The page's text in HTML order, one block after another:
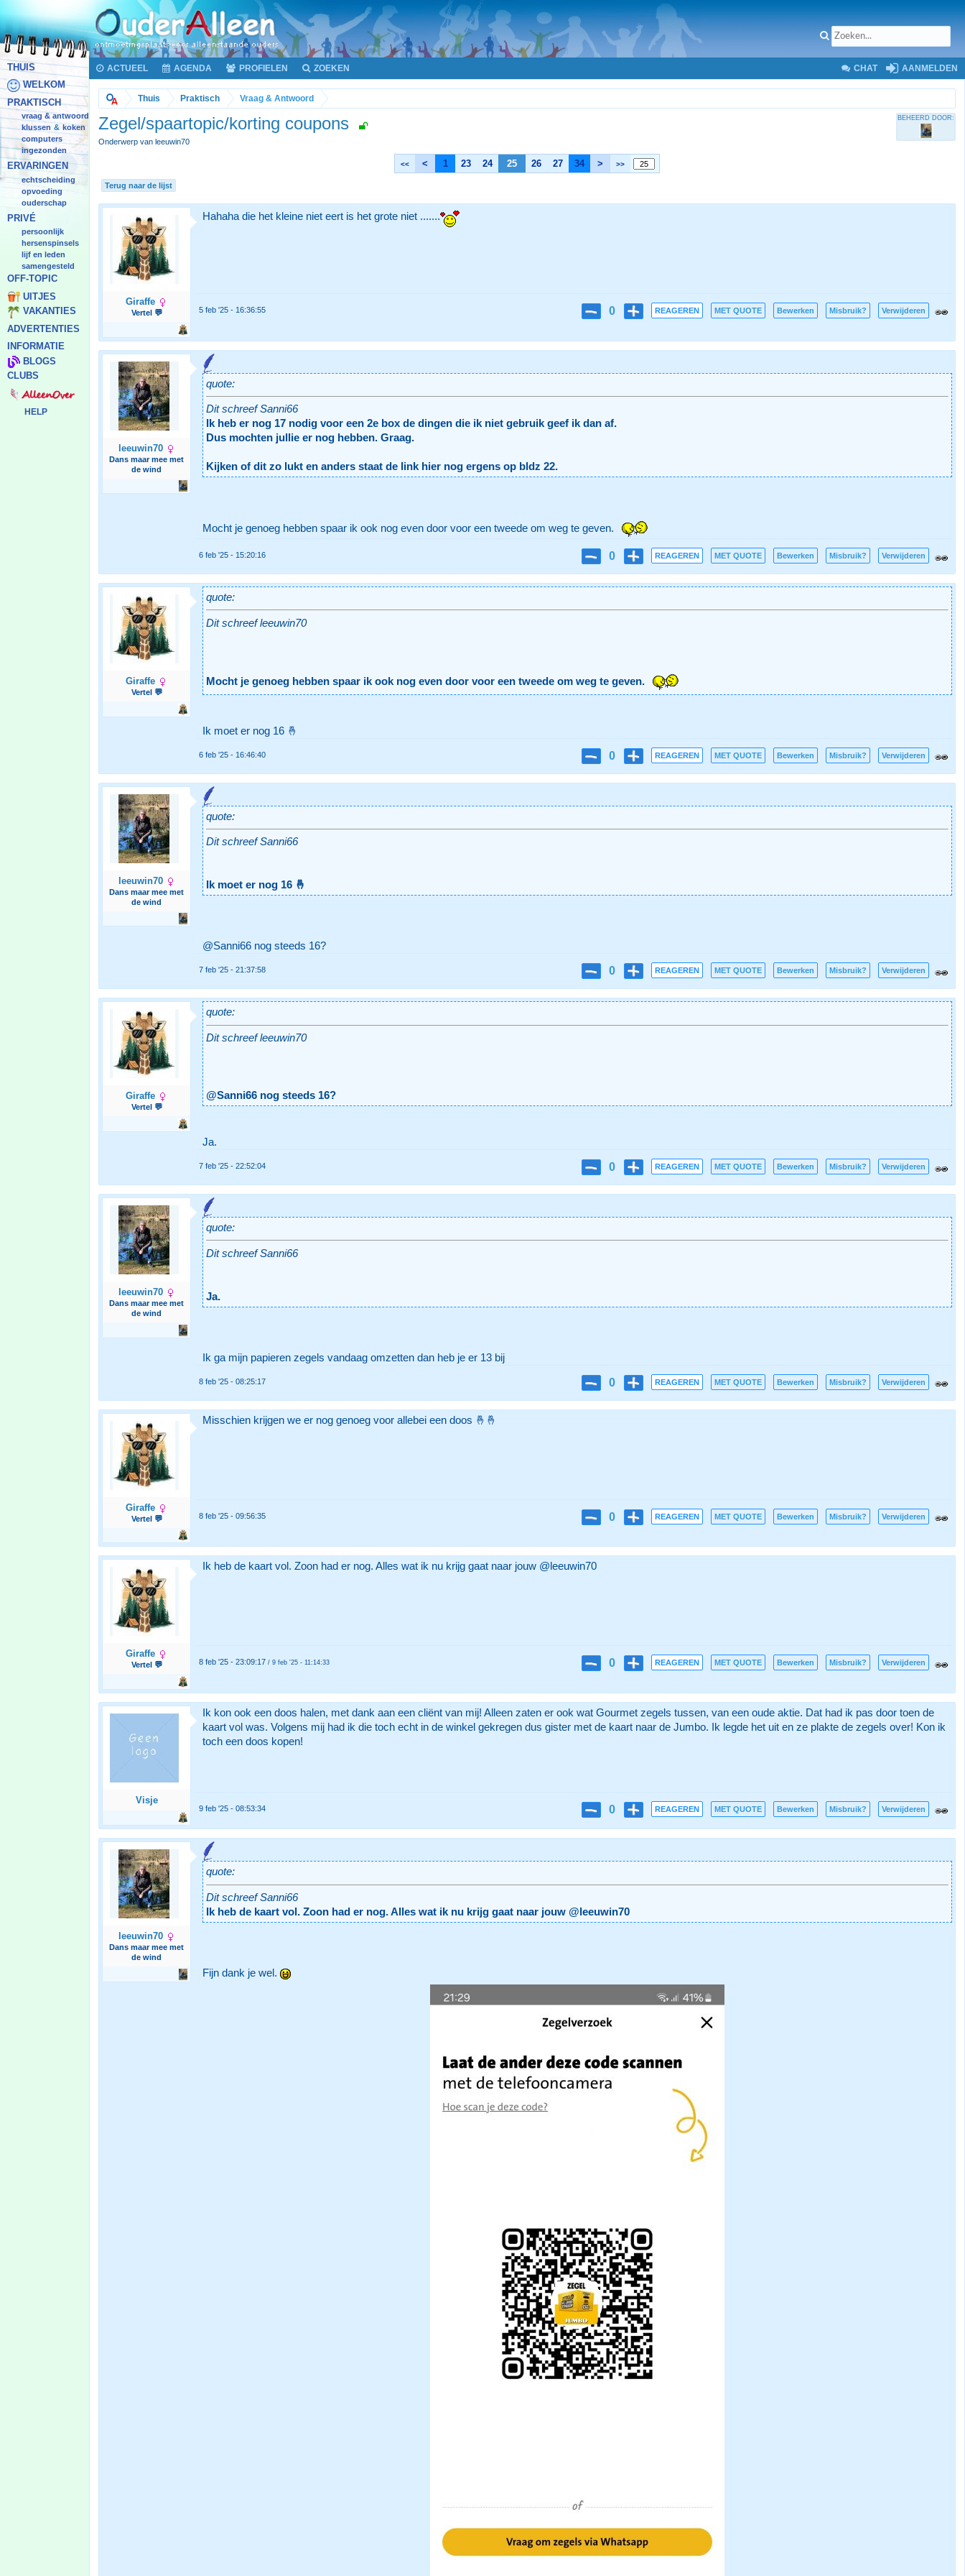
THUIS
WELKOM
PRAKTISCH
vraag & antwoord
klussen & koken
computers
ingezonden
ERVARINGEN
echtscheiding
opvoeding
ouderschap
PRIVÉ
persoonlijk
hersenspinsels
lijf en leden
samengesteld
OFF-TOPIC
UITJES
VAKANTIES
ADVERTENTIES
INFORMATIE
BLOGS
CLUBS
HELP
ACTUEEL AGENDA PROFIELEN ZOEKEN CHAT AANMELDEN
Thuis Praktisch Vraag & Antwoord
Zegel/spaartopic/korting coupons
Onderwerp van leeuwin70
BEHEERD DOOR:
<< < 1 23 24 25 26 27 34 > >>
Terug naar de lijst
Giraffe
Vertel 💬
Hahaha die het kleine niet eert is het grote niet .......
5 feb '25 - 16:36:55 0 REAGEREN MET QUOTE Bewerken Misbruik? Verwijderen
leeuwin70
Dans maar mee met
de wind
quote:
Dit schreef Sanni66
Ik heb er nog 17 nodig voor een 2e box de dingen die ik niet gebruik geef ik dan af.
Dus mochten jullie er nog hebben. Graag.
Kijken of dit zo lukt en anders staat de link hier nog ergens op bldz 22.
Mocht je genoeg hebben spaar ik ook nog even door voor een tweede om weg te geven.
6 feb '25 - 15:20:16 0 REAGEREN MET QUOTE Bewerken Misbruik? Verwijderen
Giraffe
Vertel 💬
quote:
Dit schreef leeuwin70
Mocht je genoeg hebben spaar ik ook nog even door voor een tweede om weg te geven.
Ik moet er nog 16 🤞
6 feb '25 - 16:46:40 0 REAGEREN MET QUOTE Bewerken Misbruik? Verwijderen
leeuwin70
Dans maar mee met
de wind
quote:
Dit schreef Sanni66
Ik moet er nog 16 🤞
@Sanni66 nog steeds 16?
7 feb '25 - 21:37:58 0 REAGEREN MET QUOTE Bewerken Misbruik? Verwijderen
Giraffe
Vertel 💬
quote:
Dit schreef leeuwin70
@Sanni66 nog steeds 16?
Ja.
7 feb '25 - 22:52:04 0 REAGEREN MET QUOTE Bewerken Misbruik? Verwijderen
leeuwin70
Dans maar mee met
de wind
quote:
Dit schreef Sanni66
Ja.
Ik ga mijn papieren zegels vandaag omzetten dan heb je er 13 bij
8 feb '25 - 08:25:17 0 REAGEREN MET QUOTE Bewerken Misbruik? Verwijderen
Giraffe
Vertel 💬
Misschien krijgen we er nog genoeg voor allebei een doos 🤞🤞
8 feb '25 - 09:56:35 0 REAGEREN MET QUOTE Bewerken Misbruik? Verwijderen
Giraffe
Vertel 💬
Ik heb de kaart vol. Zoon had er nog. Alles wat ik nu krijg gaat naar jouw @leeuwin70
8 feb '25 - 23:09:17 / 9 feb '25 - 11:14:33 0 REAGEREN MET QUOTE Bewerken Misbruik? Verwijderen
Visje
Ik kon ook een doos halen, met dank aan een cliënt van mij! Alleen zaten er ook wat Gourmet zegels tussen, van een oude aktie. Dat had ik pas door toen de
kaart vol was. Volgens mij had ik die toch echt in de winkel gekregen dus gister met de kaart naar de Jumbo. Ik legde het uit en ze plakte de zegels over! Kon ik
toch een doos kopen!
9 feb '25 - 08:53:34 0 REAGEREN MET QUOTE Bewerken Misbruik? Verwijderen
leeuwin70
Dans maar mee met
de wind
quote:
Dit schreef Sanni66
Ik heb de kaart vol. Zoon had er nog. Alles wat ik nu krijg gaat naar jouw @leeuwin70
Fijn dank je wel.